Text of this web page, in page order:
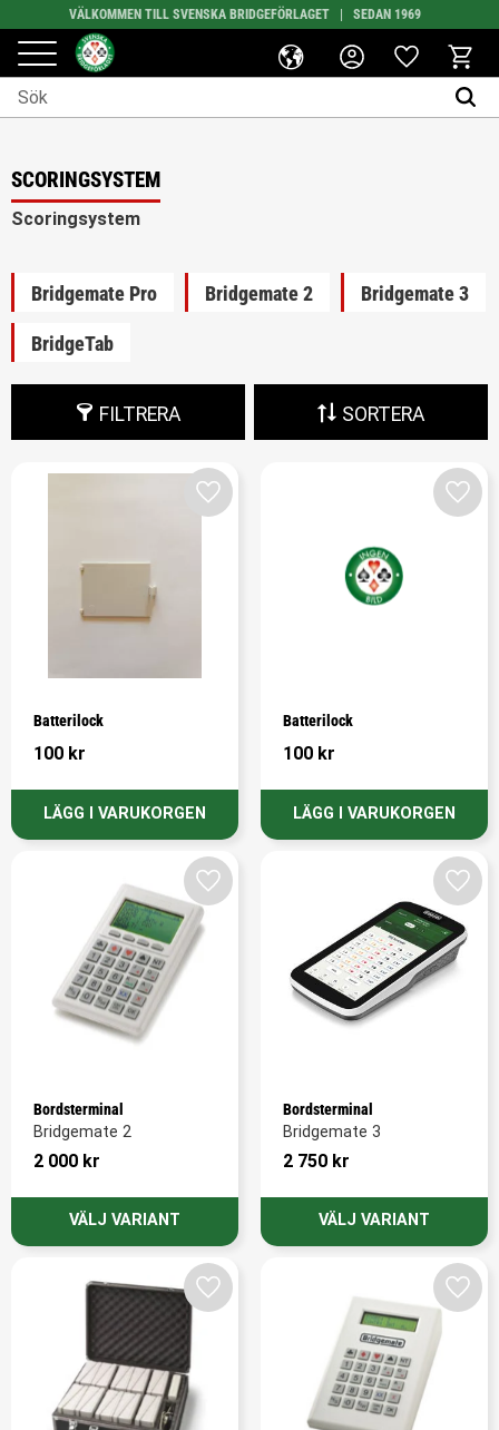
Meny
VÄLKOMMEN TILL SVENSKA BRIDGEFÖRLAGET | SEDAN 1969
BETALA SÄKERT VIA SWISH
Favoriter
SCORINGSYSTEM
Scoringsystem
Bridgemate Pro Bridgemate 2 Bridgemate 3
BridgeTab
FILTRERA SORTERA
Batterilock
100 kr
Lägg till i favoriter
Batterilock
100 kr
Bordsterminal
Bridgemate 2
2 000 kr
Lägg till i favoriter
Bordsterminal
Bridgemate 3
2 750 kr
Lägg till i favoriter